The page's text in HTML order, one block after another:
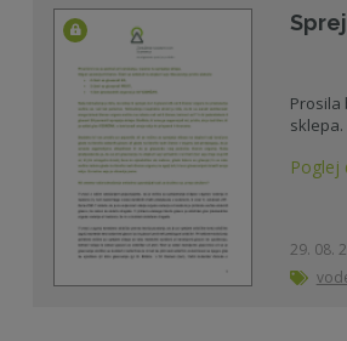
Prosila
sklepa.
Poglej
29. 08.